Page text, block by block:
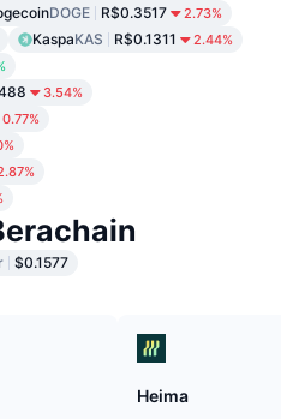
DOGE R$0.3517 2.73%
KaspaKAS R$0.1311 2.44%
3.54%
0.77%
$0.1577
Heima